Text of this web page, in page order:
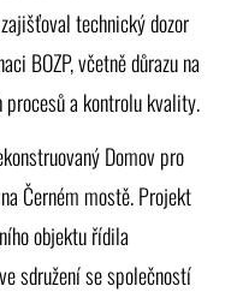
technický dozor
BOZP, včetně důrazu na
a kontrolu kvality.
Domov pro
Černém mostě. Projekt
objektu řídila
sdružení se společností